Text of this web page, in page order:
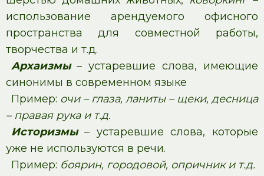
использование арендуемого офисного
пространства для совместной работы,
творчества и т.д.
Архаизмы– устаревшие слова, имеющие
синонимы в современном языке
Пример: очи – глаза, ланиты – щеки, десница
– правая рука и т.д.
Историзмы– устаревшие слова, которые
уже не используются в речи.
Пример: боярин, городовой, опричник и т.д.